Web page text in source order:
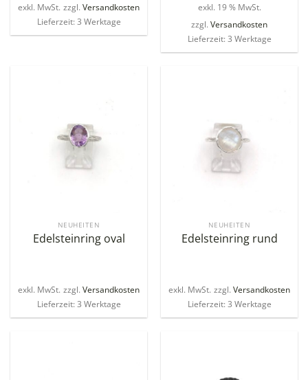
exkl. MwSt. zzgl. Versandkosten
Lieferzeit: 3 Werktage
exkl. 19 % MwSt.
zzgl. Versandkosten
Lieferzeit: 3 Werktage
NEUHEITEN
Edelsteinring oval
exkl. MwSt. zzgl. Versandkosten
Lieferzeit: 3 Werktage
NEUHEITEN
Edelsteinring rund
exkl. MwSt. zzgl. Versandkosten
Lieferzeit: 3 Werktage